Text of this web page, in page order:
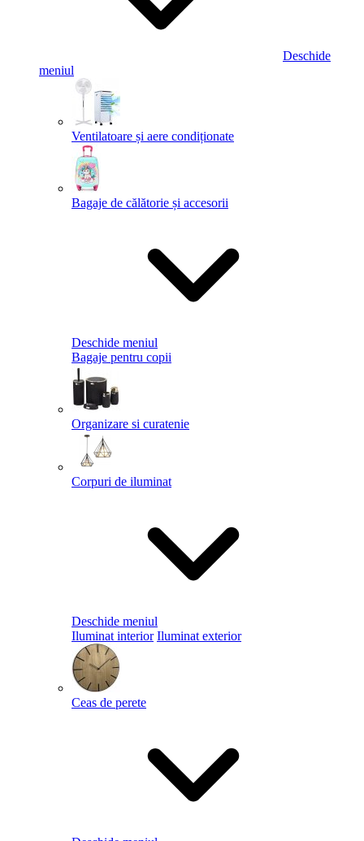
Deschide
meniul
Ventilatoare și aere condiționate
Bagaje de călătorie și accesorii
Deschide meniul
Bagaje pentru copii
Organizare si curatenie
Corpuri de iluminat
Deschide meniul
Iluminat interior Iluminat exterior
Ceas de perete